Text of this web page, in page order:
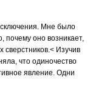
Мне было
почему оно возникает,
сверстников.< Изучив
что одиночество
явление. Одни